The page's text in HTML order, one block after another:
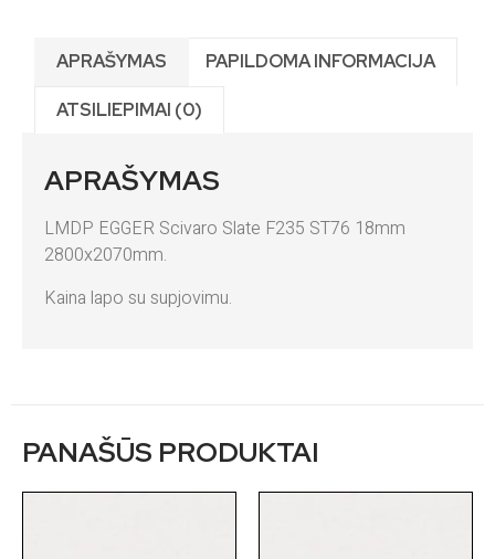
APRAŠYMAS PAPILDOMA INFORMACIJA
ATSILIEPIMAI (0)
APRAŠYMAS
LMDP EGGER Scivaro Slate F235 ST76 18mm
2800x2070mm.
Kaina lapo su supjovimu.
PANAŠŪS PRODUKTAI